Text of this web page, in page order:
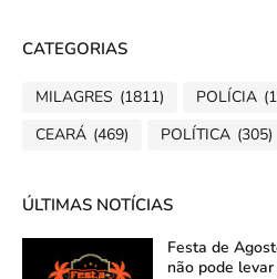
CATEGORIAS
MILAGRES (1811) POLÍCIA
CEARÁ (469) POLÍTICA (305)
ÚLTIMAS NOTÍCIAS
Festa de
não pode